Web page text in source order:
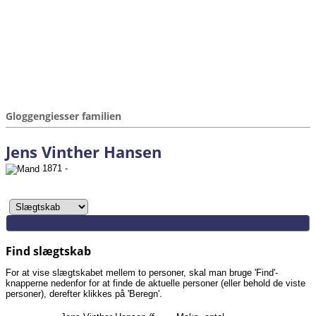
Gloggengiesser familien
Jens Vinther Hansen
1871 -
Find slægtskab
For at vise slægtskabet mellem to personer, skal man bruge 'Find'-
knapperne nedenfor for at finde de aktuelle personer (eller behold de viste
personer), derefter klikkes på 'Beregn'.